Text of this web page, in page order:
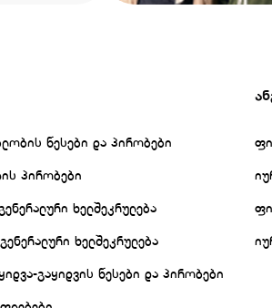
წესები და პირობები
პირობები
ხელშეკრულება
ხელშეკრულება
გაყიდვის წესები და პირობები